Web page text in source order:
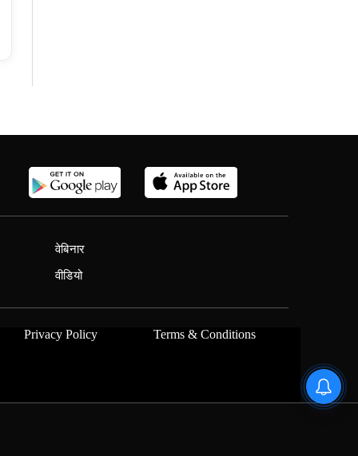
वेबिनार
वीडियो
Privacy Policy Terms & Conditions